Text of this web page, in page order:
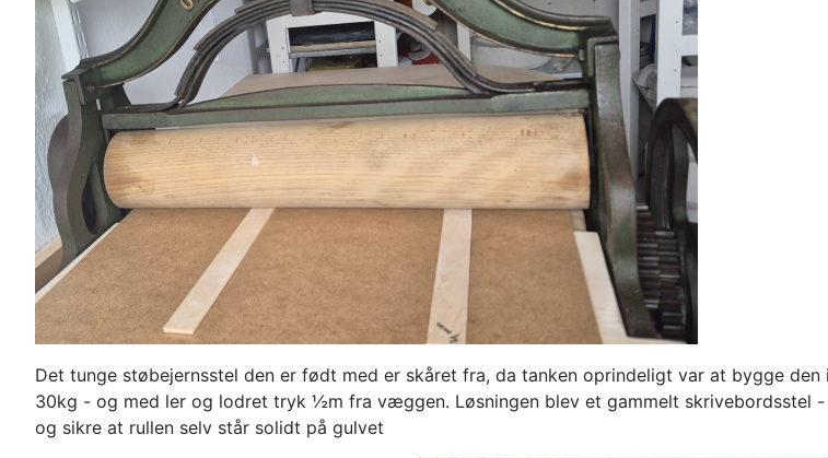
Det tunge støbejernsstel den er født med er skåret fra, da tanken oprindeligt var at bygge
30kg - og med ler og lodret tryk ½m fra væggen. Løsningen blev et gammelt skrivebordsstel
og sikre at rullen selv står solidt på gulvet